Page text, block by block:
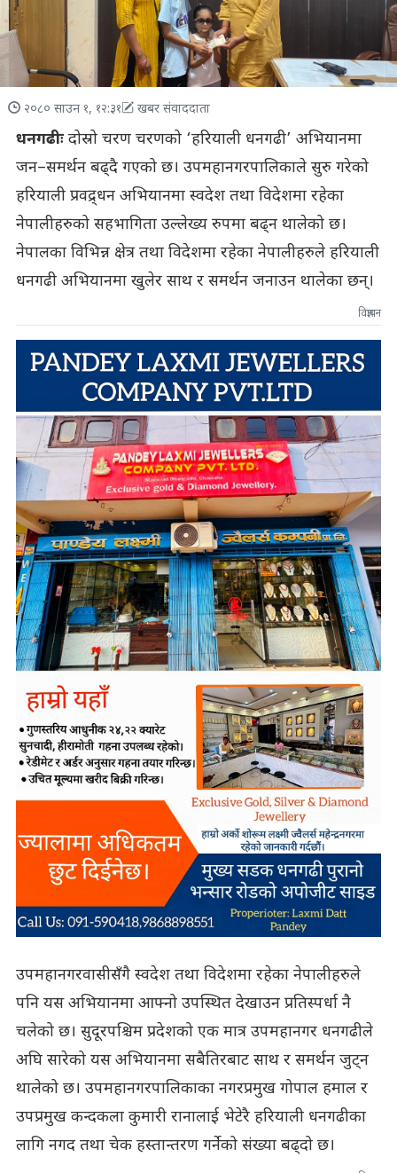
२०८० साउन १, १२:३१ खबर संवाददाता
धनगढीः दोस्रो चरण चरणको ‘हरियाली धनगढी’ अभियानमा
जन–समर्थन बढ्दै गएको छ। उपमहानगरपालिकाले सुरु गरेको
हरियाली प्रवद्र्धन अभियानमा स्वदेश तथा विदेशमा रहेका
नेपालीहरुको सहभागिता उल्लेख्य रुपमा बढ्न थालेको छ।
नेपालका विभिन्न क्षेत्र तथा विदेशमा रहेका नेपालीहरुले हरियाली
धनगढी अभियानमा खुलेर साथ र समर्थन जनाउन थालेका छन्।
विज्ञापन
उपमहानगरवासीसँगै स्वदेश तथा विदेशमा रहेका नेपालीहरुले
पनि यस अभियानमा आफ्नो उपस्थित देखाउन प्रतिस्पर्धा नै
चलेको छ। सुदूरपश्चिम प्रदेशको एक मात्र उपमहानगर धनगढीले
अघि सारेको यस अभियानमा सबैतिरबाट साथ र समर्थन जुट्न
थालेको छ। उपमहानगरपालिकाका नगरप्रमुख गोपाल हमाल र
उपप्रमुख कन्दकला कुमारी रानालाई भेटेरै हरियाली धनगढीका
लागि नगद तथा चेक हस्तान्तरण गर्नेको संख्या बढ्दो छ।